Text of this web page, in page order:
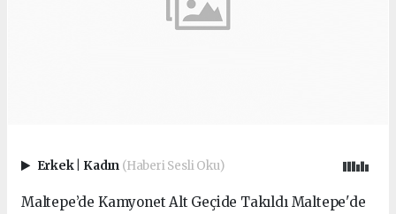
Erkek Kadın (Haberi Sesli Oku)
Maltepe’de Kamyonet Alt Geçide Takıldı Maltepe'de